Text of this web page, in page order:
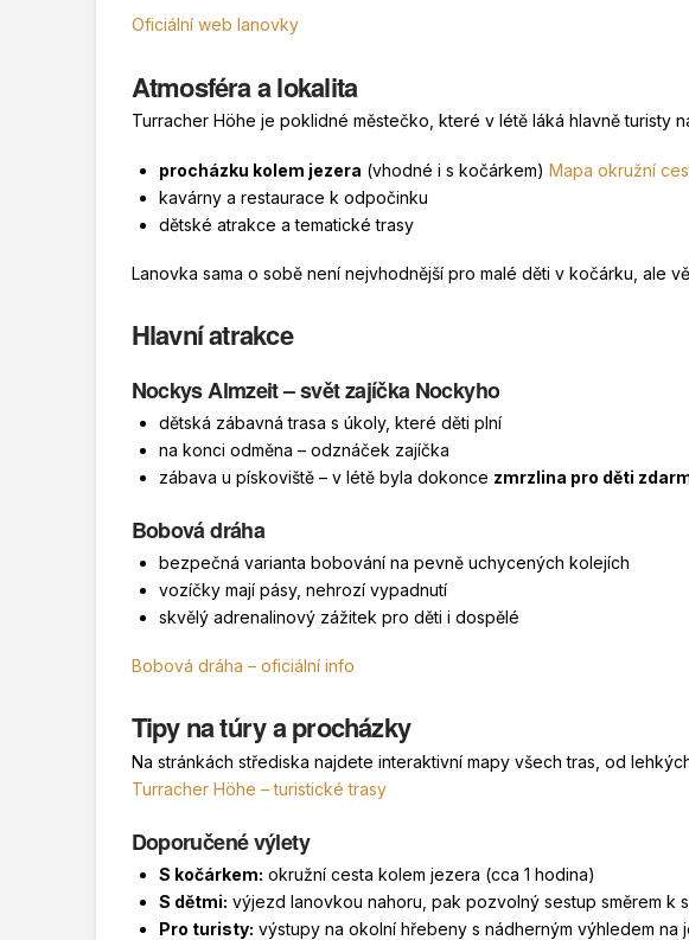
Oficiální web lanovky
Atmosféra a lokalita
Turracher Höhe je poklidné městečko, které v létě láká hlavně turisty
procházku kolem jezera (vhodné i s kočárkem) Mapa okružní
kavárny a restaurace k odpočinku
dětské atrakce a tematické trasy
Lanovka sama o sobě není nejvhodnější pro malé děti v kočárku, ale
Hlavní atrakce
Nockys Almzeit – svět zajíčka Nockyho
dětská zábavná trasa s úkoly, které děti plní
na konci odměna – odznáček zajíčka
zábava u pískoviště – v létě byla dokonce zmrzlina pro děti
Bobová dráha
bezpečná varianta bobování na pevně uchycených kolejích
vozíčky mají pásy, nehrozí vypadnutí
skvělý adrenalinový zážitek pro děti i dospělé
Bobová dráha – oficiální info
Tipy na túry a procházky
Na stránkách střediska najdete interaktivní mapy všech tras, od
Turracher Höhe – turistické trasy
Doporučené výlety
S kočárkem: okružní cesta kolem jezera (cca 1 hodina)
S dětmi: výjezd lanovkou nahoru, pak pozvolný sestup směrem k
Pro turisty: výstupy na okolní hřebeny s nádherným výhledem na